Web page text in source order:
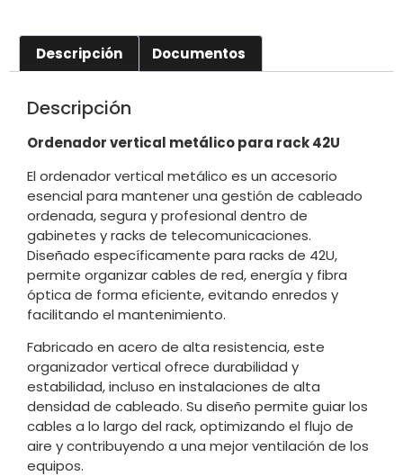
Descripción Documentos
Descripción
Ordenador vertical metálico para rack 42U
El ordenador vertical metálico es un accesorio
esencial para mantener una gestión de cableado
ordenada, segura y profesional dentro de
gabinetes y racks de telecomunicaciones.
Diseñado específicamente para racks de 42U,
permite organizar cables de red, energía y fibra
óptica de forma eficiente, evitando enredos y
facilitando el mantenimiento.
Fabricado en acero de alta resistencia, este
organizador vertical ofrece durabilidad y
estabilidad, incluso en instalaciones de alta
densidad de cableado. Su diseño permite guiar los
cables a lo largo del rack, optimizando el flujo de
aire y contribuyendo a una mejor ventilación de los
equipos.